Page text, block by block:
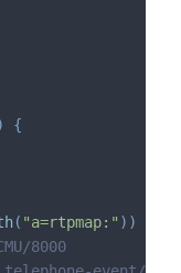
{
( "a=rtpmap:" ) )
8000